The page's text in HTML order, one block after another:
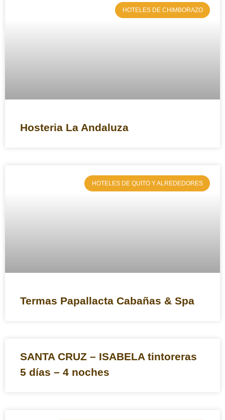
HOTELES DE CHIMBORAZO
Hosteria La Andaluza
HOTELES DE QUITO Y ALREDEDORES
Termas Papallacta Cabañas & Spa
SANTA CRUZ – ISABELA tintoreras
5 días – 4 noches